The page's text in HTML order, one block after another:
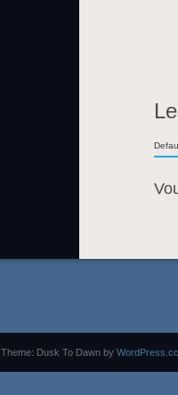
Theme: Dusk To Dawn by